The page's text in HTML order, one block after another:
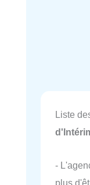
Liste
-
plus